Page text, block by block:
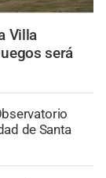
Villa
será
de Santa